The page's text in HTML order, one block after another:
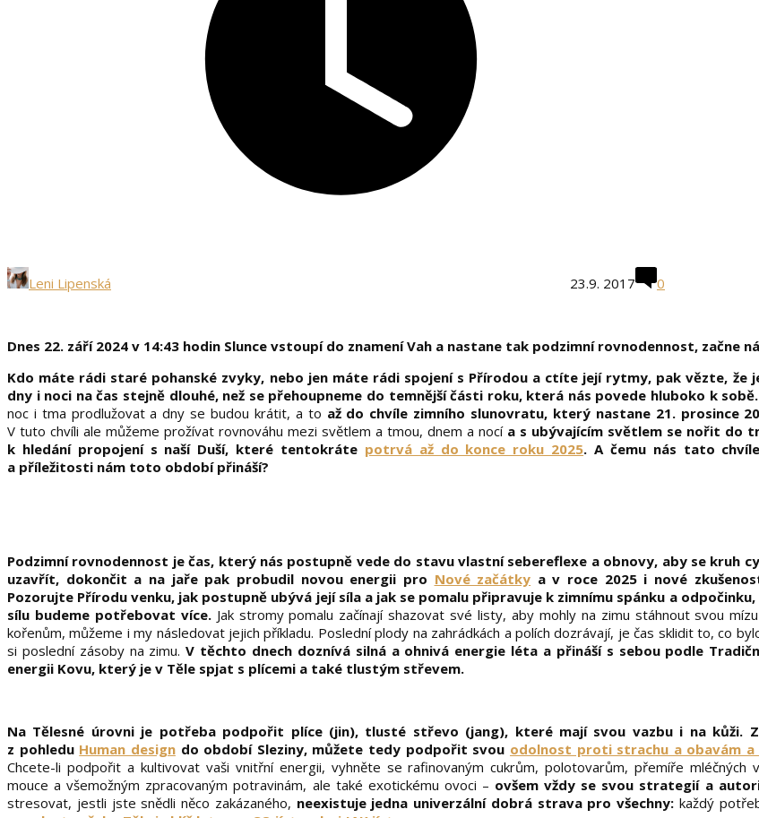
Leni Lipenská 23.9. 2017 0
Dnes 22. září 2024 v 14:43 hodin Slunce vstoupí do znamení Vah a nastane tak podzimní rovnodennost, začne
Kdo máte rádi staré pohanské zvyky, nebo jen máte rádi spojení s Přírodou a ctíte její rytmy, pak vězte, že
dny i noci na čas stejně dlouhé, než se přehoupneme do temnější části roku, která nás povede hluboko k sobě.
noc i tma prodlužovat a dny se budou krátit, a to až do chvíle zimního slunovratu, který nastane 21. prosince
V tuto chvíli ale můžeme prožívat rovnováhu mezi světlem a tmou, dnem a nocía s ubývajícím světlem se nořit do
k hledání propojení s naší Duší, které tentokráte potrvá až do konce roku 2025. A čemu nás tato
a příležitosti nám toto období přináší?
Podzimní rovnodennost je čas, který nás postupně vede do stavu vlastní sebereflexe a obnovy, aby se kruh
uzavřít, dokončit a na jaře pak probudil novou energii pro Nové začátky a v roce 2025 i nové
Pozorujte Přírodu venku, jak postupně ubývá její síla a jak se pomalu připravuje k zimnímu spánku a
sílu budeme potřebovat více.Jak stromy pomalu začínají shazovat své listy, aby mohly na zimu stáhnout svou
kořenům, můžeme i my následovat jejich příkladu. Poslední plody na zahrádkách a polích dozrávají, je čas sklidit to, co
si poslední zásoby na zimu.V těchto dnech doznívá silná a ohnivá energie léta a přináší s sebou podle
energii Kovu, který je v Těle spjat s plícemi a také tlustým střevem.
Na Tělesné úrovni je potřeba podpořit plíce (jin), tlusté střevo (jang), které mají svou vazbu i na kůži.
z pohledu Human designdo období Sleziny, můžete tedy podpořit svou odolnost proti strachu a obavám
Chcete-li podpořit a kultivovat vaši vnitřní energii, vyhněte se rafinovaným cukrům, polotovarům, přemíře mléčných
mouce a všemožným zpracovaným potravinám, ale také exotickému ovoci – ovšem vždy se svou strategií a
stresovat, jestli jste snědli něco zakázaného, neexistuje jedna univerzální dobrá strava pro všechny: každý